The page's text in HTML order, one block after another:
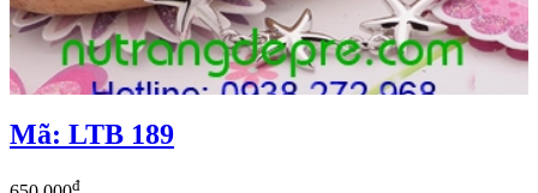
Mã: LTB 189
đ